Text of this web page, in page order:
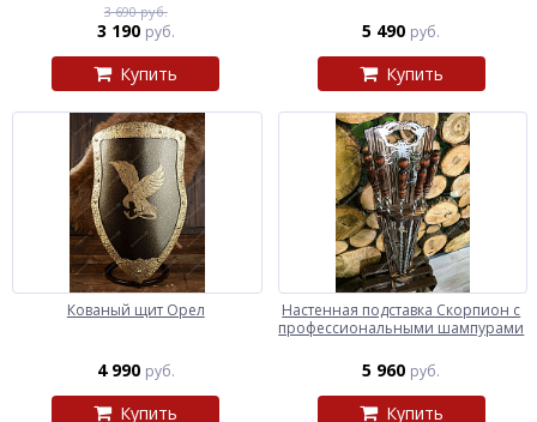
3 690 руб.
3 190 руб.
Купить
5 490 руб.
Купить
Кованый щит Орел
4 990 руб.
Купить
Настенная подставка Скорпион с
профессиональными шампурами
5 960 руб.
Купить